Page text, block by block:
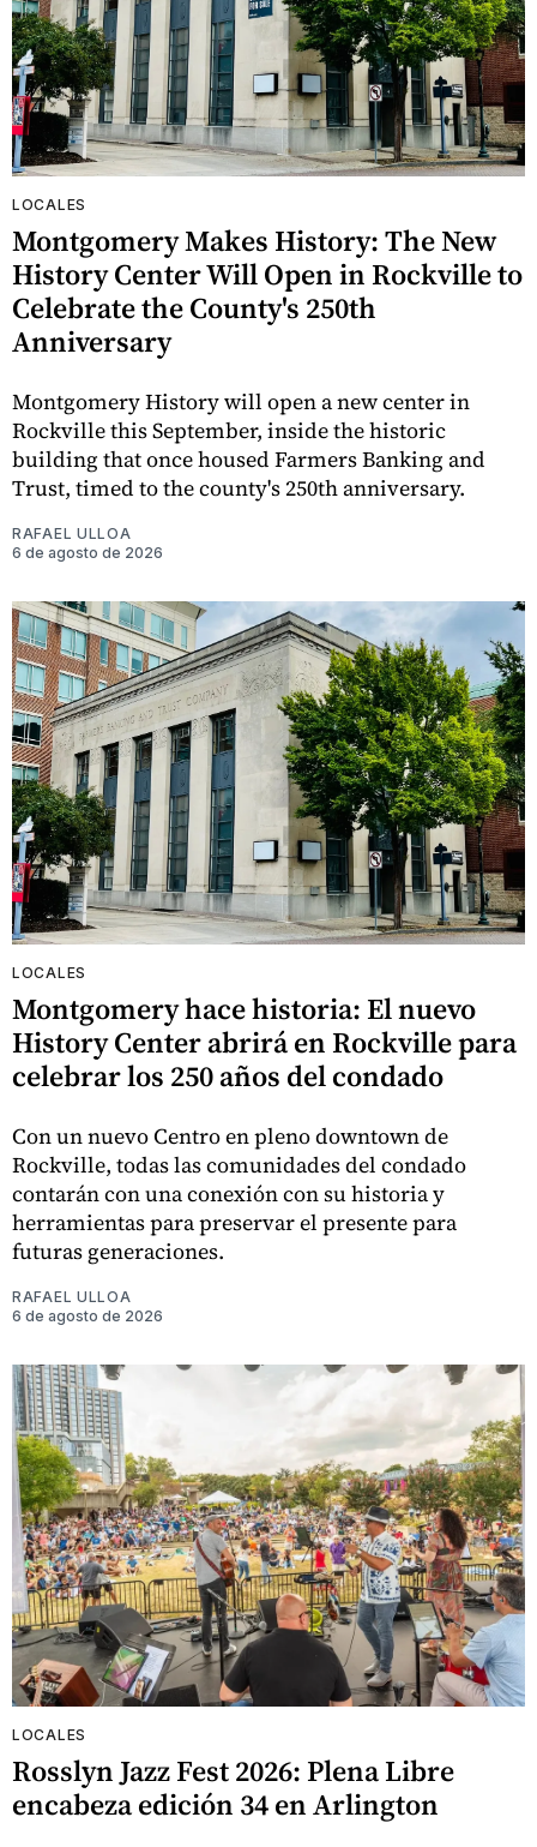
LOCALES
Montgomery Makes History: The New
History Center Will Open in Rockville to
Celebrate the County's 250th
Anniversary
Montgomery History will open a new center in
Rockville this September, inside the historic
building that once housed Farmers Banking and
Trust, timed to the county's 250th anniversary.
RAFAEL ULLOA
6 de agosto de 2026
LOCALES
Montgomery hace historia: El nuevo
History Center abrirá en Rockville para
celebrar los 250 años del condado
Con un nuevo Centro en pleno downtown de
Rockville, todas las comunidades del condado
contarán con una conexión con su historia y
herramientas para preservar el presente para
futuras generaciones.
RAFAEL ULLOA
6 de agosto de 2026
LOCALES
Rosslyn Jazz Fest 2026: Plena Libre
encabeza edición 34 en Arlington